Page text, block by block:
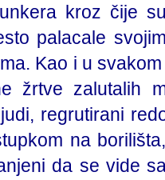
kroz čije
palacale
Kao i u
žrtve zalutalih
regrutirani
na
da se vide